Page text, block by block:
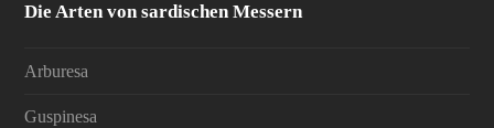
Die Arten von sardischen Messern
Arburesa
Guspinesa